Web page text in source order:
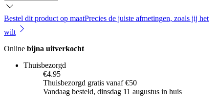
Bestel dit product op maatPrecies de juiste afmetingen, zoals jij het
wilt
Online bijna uitverkocht
Thuisbezorgd
€4.95
Thuisbezorgd gratis vanaf €50
Vandaag besteld, dinsdag 11 augustus in huis